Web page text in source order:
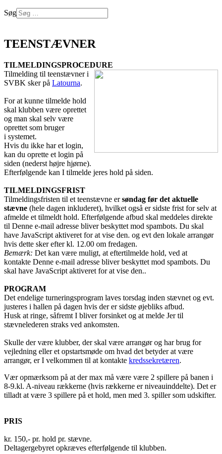
Søg
TEENSTÆVNER
TILMELDINGSPROCEDURE
Tilmelding til teenstævner i
SVBK sker på Latourna.
For at kunne tilmelde hold
skal klubben være oprettet
og man skal selv være
oprettet som bruger
i systemet.
Hvis du ikke har et login,
kan du oprette et login på
siden (nederst højre hjørne).
Efterfølgende kan I tilmelde jeres hold på siden.
TILMELDINGSFRIST
Tilmeldingsfristen til et teenstævne ersøndag før det aktuelle
stævne (hele dagen inkluderet), hvilket også er sidste frist for selv at
afmelde et tilmeldt hold. Efterfølgende afbud skal meddeles direkte
til Denne e-mail adresse bliver beskyttet mod spambots. Du skal
have JavaScript aktiveret for at vise den. og evt den lokale arrangør
hvis dette sker efter kl. 12.00 om fredagen.
Bemærk: Det kan være muligt, at eftertilmelde hold, ved at
kontakte Denne e-mail adresse bliver beskyttet mod spambots. Du
skal have JavaScript aktiveret for at vise den..
PROGRAM
Det endelige turneringsprogram laves torsdag inden stævnet og evt.
justeres i hallen på dagen hvis der er sidste øjebliks afbud.
Husk at ringe, såfremt I bliver forsinket og at melde Jer til
stævnelederen straks ved ankomsten.
Skulle der være klubber, der skal være arrangør og har brug for
vejledning eller et opstartsmøde om hvad det betyder at være
arrangør, er I velkommen til at kontakte kredssekretæren.
Vær opmærksom på at der max må være være 2 spillere på banen i
8-9.kl. A-niveau rækkerne (hvis rækkerne er niveauinddelte). Det er
tilladt at være 3 spillere på et hold, men med 3. spiller som udskifter.
PRIS
kr. 150,- pr. hold pr. stævne.
Deltagergebyret opkræves efterfølgende til klubben.